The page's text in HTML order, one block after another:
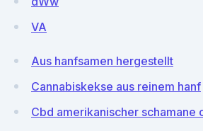
VA
Aus hanfsamen hergestellt
Cannabiskekse aus reinem hanf
Cbd amerikanischer schamane